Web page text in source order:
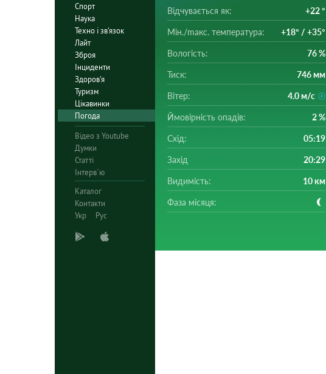
Спорт
Наука
Техно і зв'язок
Лайт
Зброя
Інциденти
Здоров'я
Туризм
Цікавинки
Погода
Відео з Youtube
Думки
Статті
Інтерв`ю
Каталог
Контакти
Укр
Рус
Відчувається як: +22 °
Мін./mакс. температура: +18° / +35°
Вологість: 76 %
Тиск: 746 мм
Вітер: 4.0 м/с
Ймовірність опадів: 2 %
Схід: 05:19
Захід 20:29
Видимість: 10 км
Фаза місяця: